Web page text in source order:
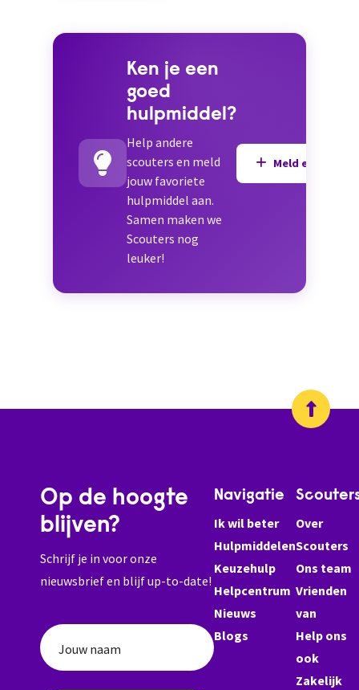
Ken je een
goed
hulpmiddel?
Help andere
scouters en meld
jouw favoriete
hulpmiddel aan.
Samen maken we
Scouters nog
leuker!
Meld een
Op de hoogte
blijven?
Schrijf je in voor onze
nieuwsbrief en blijf up-to-date!
Jouw naam
Navigatie
Ik wil beter
Hulpmiddelen
Keuzehulp
Helpcentrum
Nieuws
Blogs
Over
Scouters
Ons team
Vrienden
van
Help ons
ook
Zakelijk